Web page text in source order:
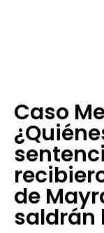
Caso
de
saldrán